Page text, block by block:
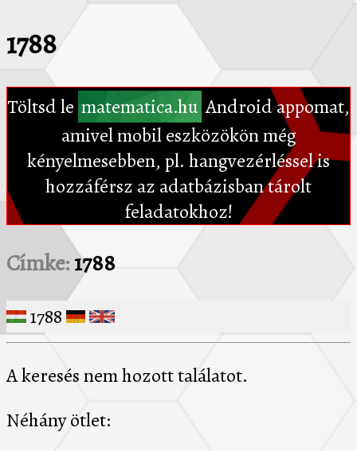
1788
Töltsd le matematica.hu Android appomat,
amivel mobil eszközökön még
kényelmesebben, pl. hangvezérléssel is
hozzáférsz az adatbázisban tárolt
feladatokhoz!
Címke:1788
1788
A keresés nem hozott találatot.
Néhány ötlet: